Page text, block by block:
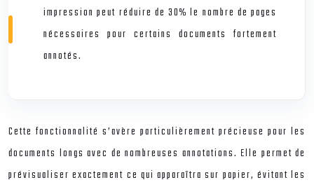
impression peut réduire de 30% le nombre de pages
nécessaires pour certains documents fortement
annotés.
Cette fonctionnalité s’avère particulièrement précieuse pour les
documents longs avec de nombreuses annotations. Elle permet de
prévisualiser exactement ce qui apparaîtra sur papier, évitant les